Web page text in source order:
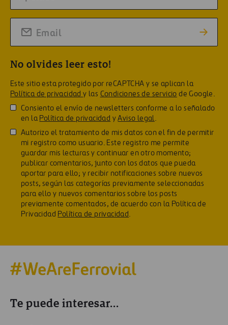
No olvides leer esto!
Este sitio esta protegido por reCAPTCHA y se aplican la
Política de privacidady las Condiciones de servicio de Google.
Consiento el envío de newsletters conforme a lo señalado
en la Política de privacidad yAviso legal.
Autorizo el tratamiento de mis datos con el fin de permitir
mi registro como usuario. Este registro me permite
guardar mis lecturas y continuar en otro momento;
publicar comentarios, junto con los datos que pueda
aportar para ello; y recibir notificaciones sobre nuevos
posts, según las categorías previamente seleccionadas
para ello y nuevos comentarios sobre los posts
previamente comentados, de acuerdo con la Política de
Privacidad Política de privacidad.
Te puede interesar...